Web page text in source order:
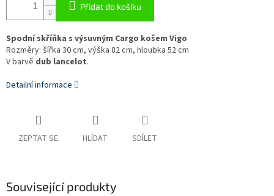
Přidat do košíku
Spodní skříňka s výsuvným Cargo košem Vigo
Rozměry: šířka 30 cm, výška 82 cm, hloubka 52 cm
V barvě dub lancelot.
Detailní informace
ZEPTAT SE HLÍDAT SDÍLET
Související produkty